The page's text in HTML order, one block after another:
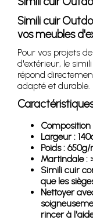
Simili cuir
vos meubles
Pour vos projets
d'extérieur, le
répond
adapté et durable.
Composition
Largeur :
Poids : 650g/
Martindale :
Simili cuir
que les
Nettoyer
rincer à